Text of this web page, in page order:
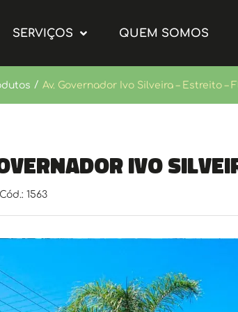
SERVIÇOS QUEM SOMOS
/ Av. Governador Ivo Silveira – Estreito –
Ivo
Cód.: 1563